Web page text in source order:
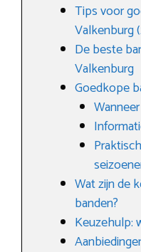
Tips voor
Valkenburg
De beste
Valkenburg
Goedkope
Wat zijn de
banden?
Keuzehulp: